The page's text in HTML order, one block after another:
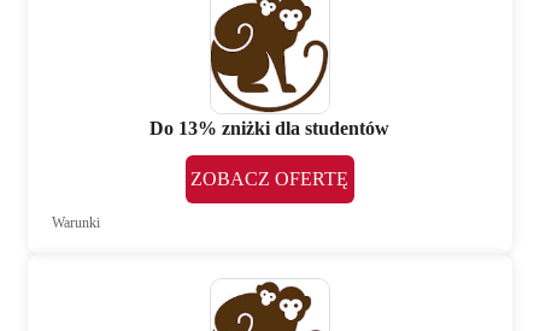
Do 13% zniżki dla studentów
ZOBACZ OFERTĘ
Warunki